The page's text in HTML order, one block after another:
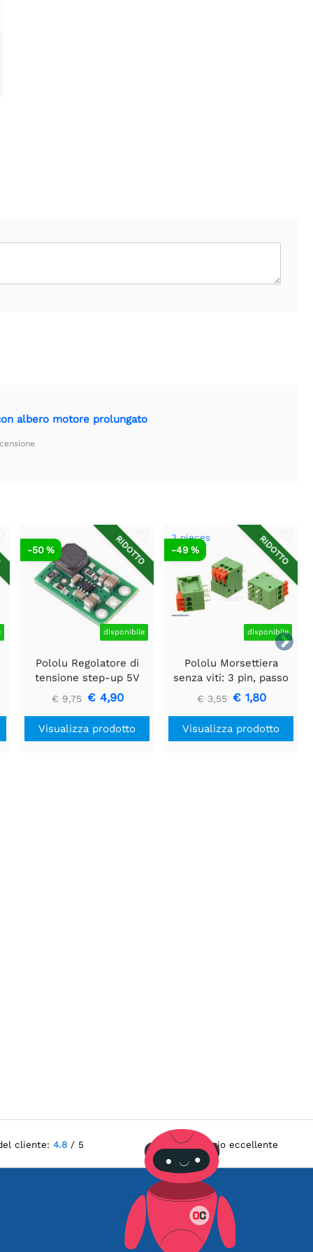
albero motore prolungato

RIDOTTO
disponibile
-50 %
Pololu Regolatore di
tensione step-up 5V
U3V16F5
€ 9,75 € 4,90
Visualizza prodotto
RIDOTTO
3 pieces
disponibile
-49 %
Pololu Morsettiera
senza viti: 3 pin, passo
0,1″, ingresso laterale
(confezione da 3)
€ 3,55 € 1,80
Visualizza prodotto
cliente: 4.8/ 5 Servizio eccellente